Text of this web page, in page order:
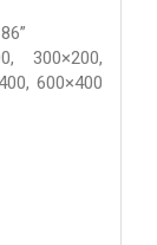
300×200,
600×400